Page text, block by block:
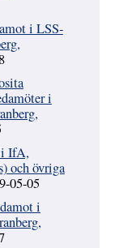
i LSS-
i
i IfA,
och övriga
05-05
i